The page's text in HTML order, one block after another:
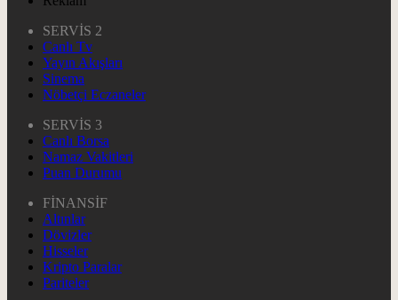
SERVİS 2
Canlı Tv
Yayın Akışları
Sinema
Nöbetçi Eczaneler
SERVİS 3
Canlı Borsa
Namaz Vakitleri
Puan Durumu
FİNANSİF
Altınlar
Dövizler
Hisseler
Kripto Paralar
Pariteler